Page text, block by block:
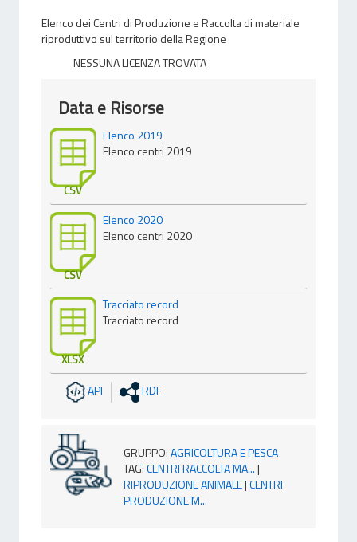
Elenco dei Centri di Produzione e Raccolta di materiale
riproduttivo sul territorio della Regione
NESSUNA LICENZA TROVATA
Data e Risorse
CSV
Elenco 2019
Elenco centri 2019
CSV
Elenco 2020
Elenco centri 2020
XLSX
Tracciato record
Tracciato record
API RDF
GRUPPO:AGRICOLTURA E PESCA
TAG:CENTRI RACCOLTA MA...|
RIPRODUZIONE ANIMALE|CENTRI
PRODUZIONE M...